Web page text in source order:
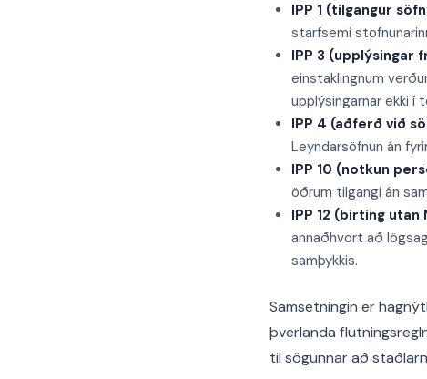
IPP 1 (tilgangur
starfsemi
IPP 3 (upplýsingar
einstaklingnum
upplýsingarnar ekki í
IPP 4 (aðferð við
Leyndarsöfnun án
IPP 10 (notkun
öðrum tilgangi án
IPP 12 (birting utan
annaðhvort að
samþykkis.
Samsetningin er
þverlanda
til sögunnar að